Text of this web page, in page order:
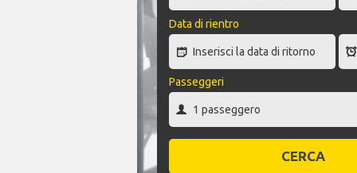
Data di rientro
Passeggeri
CERCA